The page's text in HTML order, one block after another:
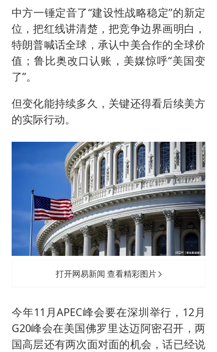
中方一锤定音了“建设性战略稳定”的新定
位，把红线讲清楚，把竞争边界画明白，
特朗普喊话全球，承认中美合作的全球价
值；鲁比奥改口认账，美媒惊呼“美国变
了”。
但变化能持续多久，关键还得看后续美方
的实际行动。
打开网易新闻 查看精彩图片
今年11月APEC峰会要在深圳举行，12月
G20峰会在美国佛罗里达迈阿密召开，两
国高层还有两次面对面的机会，话已经说